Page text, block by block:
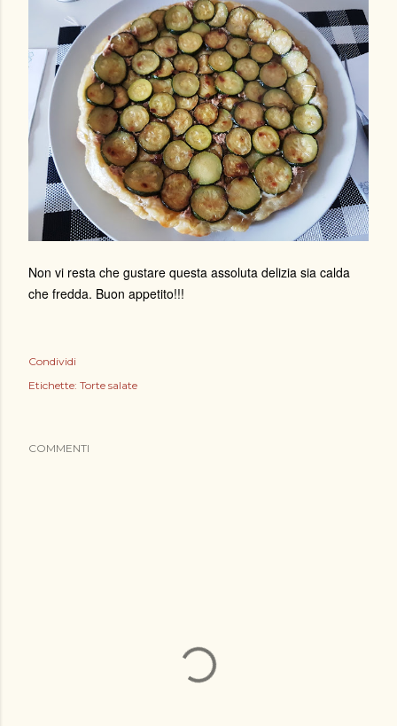
Non vi resta che gustare questa assoluta delizia sia calda
che fredda. Buon appetito!!!
Condividi
Etichette: Torte salate
COMMENTI